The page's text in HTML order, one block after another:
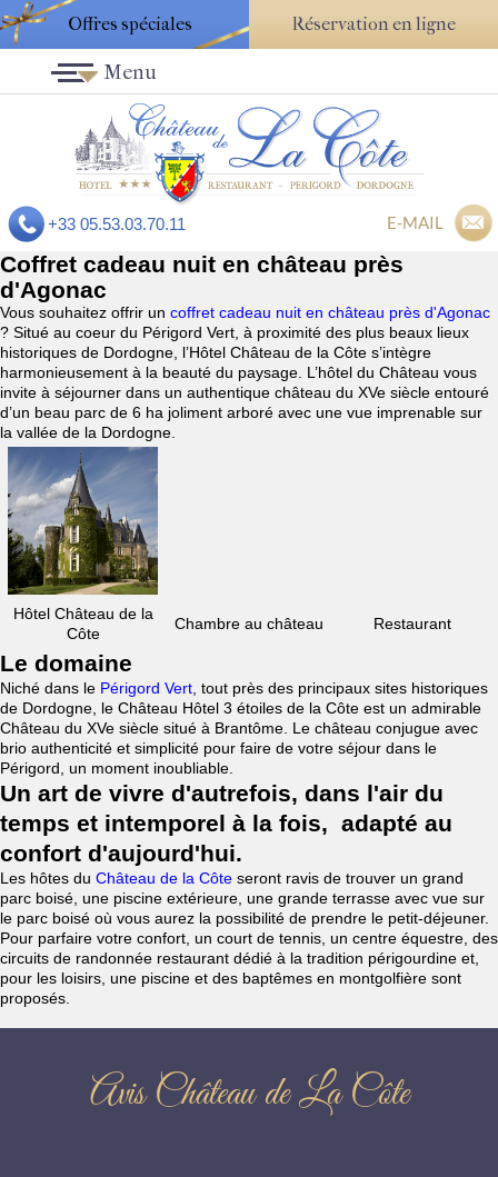
Offres spéciales Réservation en ligne
+33 05.53.03.70.11 E-MAIL
Menu
Coffret cadeau nuit en château près
d'Agonac
Vous souhaitez offrir un coffret cadeau nuit en château près d'Agonac
? Situé au coeur du Périgord Vert, à proximité des plus beaux lieux
historiques de Dordogne, l’Hôtel Château de la Côte s’intègre
harmonieusement à la beauté du paysage. L’hôtel du Château vous
invite à séjourner dans un authentique château du XVe siècle entouré
d’un beau parc de 6 ha joliment arboré avec une vue imprenable sur
la vallée de la Dordogne.
Hôtel Château de la
Côte
Chambre au château Restaurant
Le domaine
Niché dans le Périgord Vert , tout près des principaux sites historiques
de Dordogne, le Château Hôtel 3 étoiles de la Côte est un admirable
Château du XVe siècle situé à Brantôme. Le château conjugue avec
brio authenticité et simplicité pour faire de votre séjour dans le
Périgord, un moment inoubliable.
Un art de vivre d'autrefois, dans l'air du
temps et intemporel à la fois, adapté au
confort d'aujourd'hui.
Les hôtes du Château de la Côte seront ravis de trouver un grand
parc boisé, une piscine extérieure, une grande terrasse avec vue sur
le parc boisé où vous aurez la possibilité de prendre le petit-déjeuner.
Pour parfaire votre confort, un court de tennis, un centre équestre, des
circuits de randonnée restaurant dédié à la tradition périgourdine et,
pour les loisirs, une piscine et des baptêmes en montgolfière sont
proposés.
Avis Château de La Côte